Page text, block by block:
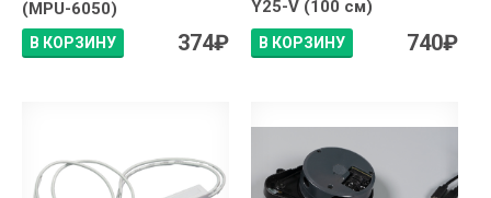
(MPU-6050)
В КОРЗИНУ 374₽
Y25-V (100 см)
В КОРЗИНУ 740₽